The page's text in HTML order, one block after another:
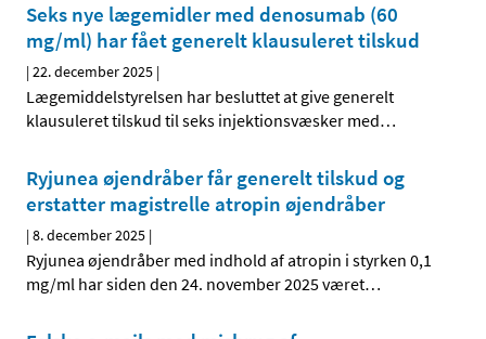
Seks nye lægemidler med denosumab (60
mg/ml) har fået generelt klausuleret tilskud
|22. december 2025 |
Lægemiddelstyrelsen har besluttet at give generelt
klausuleret tilskud til seks injektionsvæsker med…
Ryjunea øjendråber får generelt tilskud og
erstatter magistrelle atropin øjendråber
|8. december 2025 |
Ryjunea øjendråber med indhold af atropin i styrken 0,1
mg/ml har siden den 24. november 2025 været…